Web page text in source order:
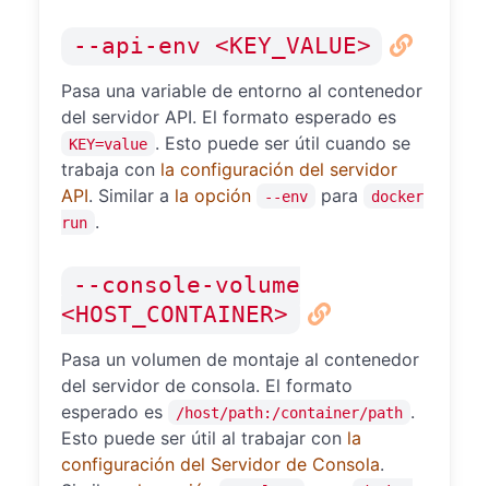
--api-env <KEY_VALUE>
Pasa una variable de entorno al contenedor
del servidor API. El formato esperado es
KEY=value . Esto puede ser útil cuando se
trabaja con la configuración del servidor
API. Similar a la opción --env para
docker
run .
--console-volume
<HOST_CONTAINER>
Pasa un volumen de montaje al contenedor
del servidor de consola. El formato
esperado es
/host/path:/container/path .
Esto puede ser útil al trabajar con la
configuración del Servidor de Consola.